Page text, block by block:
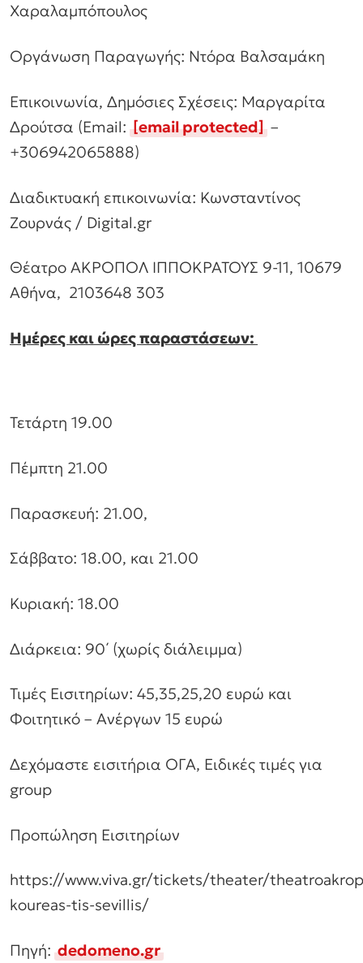
Χαραλαμπόπουλος
Οργάνωση Παραγωγής: Ντόρα Βαλσαμάκη
Επικοινωνία, Δημόσιες Σχέσεις: Μαργαρίτα
Δρούτσα (Email:[email protected]–
+306942065888)
Διαδικτυακή επικοινωνία: Κωνσταντίνος
Ζουρνάς / Digital.gr
Θέατρο ΑΚΡΟΠΟΛ ΙΠΠΟΚΡΑΤΟΥΣ 9-11, 10679
Αθήνα, 2103648 303
Ημέρες και ώρες παραστάσεων:
Τετάρτη 19.00
Πέμπτη 21.00
Παρασκευή: 21.00,
Σάββατο: 18.00, και 21.00
Κυριακή: 18.00
Διάρκεια: 90΄ (χωρίς διάλειμμα)
Τιμές Εισιτηρίων: 45,35,25,20 ευρώ και
Φοιτητικό – Ανέργων 15 ευρώ
Δεχόμαστε εισιτήρια ΟΓΑ, Ειδικές τιμές για
group
Προπώληση Εισιτηρίων
https://www.viva.gr/tickets/theater/
koureas-tis-sevillis/
Πηγή:dedomeno.gr